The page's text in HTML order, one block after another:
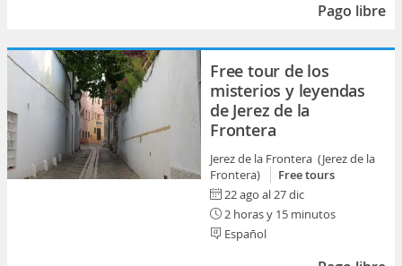
Pago libre
Free tour de los
misterios y leyendas
de Jerez de la
Frontera
Jerez de la Frontera (Jerez de la
Frontera)
Free tours
22 ago al 27 dic
2 horas y 15 minutos
Español